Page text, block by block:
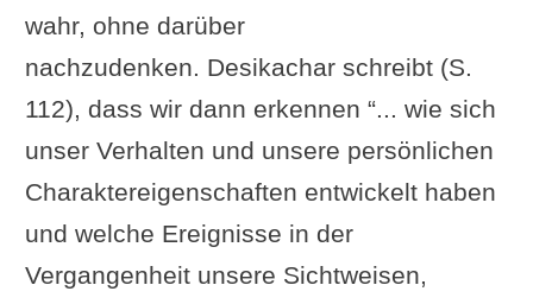
wahr, ohne darüber
nachzudenken. Desikachar schreibt (S.
112), dass wir dann erkennen “... wie sich
unser Verhalten und unsere persönlichen
Charaktereigenschaften entwickelt haben
und welche Ereignisse in der
Vergangenheit unsere Sichtweisen,